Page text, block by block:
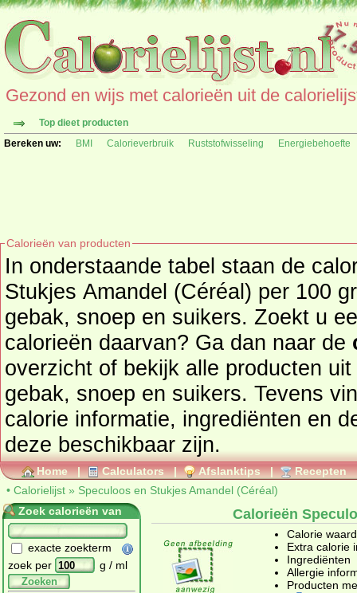
Gezond en wijs met calorieën uit de
Top dieet producten
Bereken uw:
BMI Calorieverbruik Ruststofwisseling Energiebehoefte
Calorieën van producten
In onderstaande tabel staan de
Stukjes Amandel (Céréal) per 100
gebak, snoep en suikers. Zoekt u een ander product en de
calorieën daarvan? Ga dan naar de
overzicht of bekijk alle
gebak, snoep en suikers. Tevens vindt u ook de uitgebreide
calorie informatie, ingrediënten en
deze beschikbaar zijn.
Home | Calculators | Afslanktips | Recepten
• Calorielijst » Speculoos en Stukjes Amandel (Céréal)
Zoek calorieën van
exacte zoekterm
zoek per
g / ml
Zoeken
Calorieën
Calorie
Extra calorie
Ingrediënten
Allergie
Producten